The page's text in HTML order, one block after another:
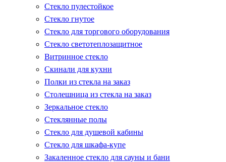
Стекло пулестойкое
Стекло гнутое
Стекло для торгового оборудования
Стекло светотеплозащитное
Витринное стекло
Скинали для кухни
Полки из стекла на заказ
Столешница из стекла на заказ
Зеркальное стекло
Стеклянные полы
Стекло для душевой кабины
Стекло для шкафа-купе
Закаленное стекло для сауны и бани